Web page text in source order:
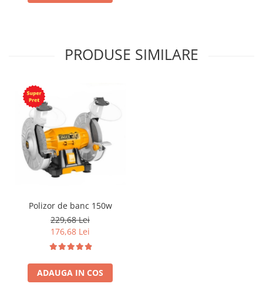
PRODUSE SIMILARE
Polizor de banc 150w
229,68 Lei
176,68 Lei
ADAUGA IN COS